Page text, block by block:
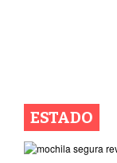
ESTADO